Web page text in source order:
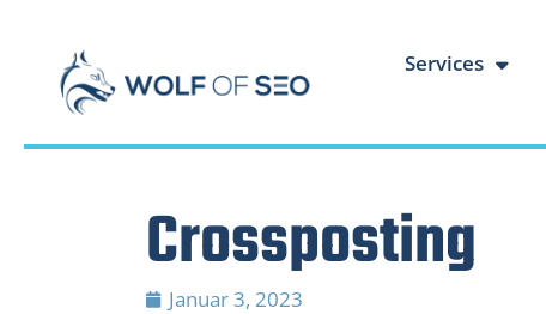
Services
Crossposting
Januar 3, 2023